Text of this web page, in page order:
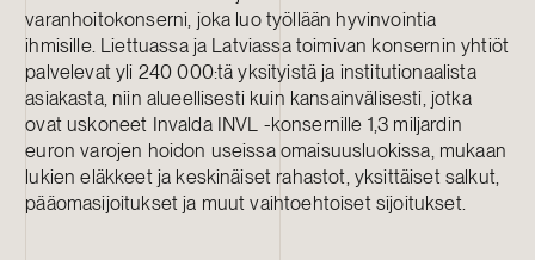
varanhoitokonserni, joka luo työllään hyvinvointia
ihmisille. Liettuassa ja Latviassa toimivan konsernin yhtiöt
palvelevat yli 240 000:tä yksityistä ja institutionaalista
asiakasta, niin alueellisesti kuin kansainvälisesti, jotka
ovat uskoneet Invalda INVL -konsernille 1,3 miljardin
euron varojen hoidon useissa omaisuusluokissa, mukaan
lukien eläkkeet ja keskinäiset rahastot, yksittäiset salkut,
pääomasijoitukset ja muut vaihtoehtoiset sijoitukset.